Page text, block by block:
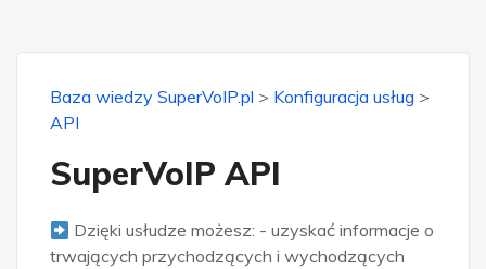
Baza wiedzy SuperVoIP.pl > Konfiguracja usług >
API
SuperVoIP API
Dzięki usłudze możesz: - uzyskać informacje o
trwających przychodzących i wychodzących